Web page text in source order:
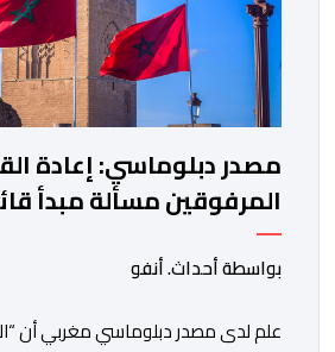
مصدر دبلوماسي: إعادة
المرفوقين مسألة مبدأ
التعليمات الملكية السامية
بواسطة أحداث. أنفو
علم لدى مصدر دبلوماسي مغربي أن